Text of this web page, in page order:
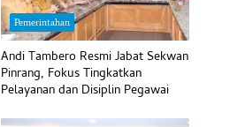
Pemerintahan
Andi Tambero Resmi Jabat Sekwan
Pinrang, Fokus Tingkatkan
Pelayanan dan Disiplin Pegawai